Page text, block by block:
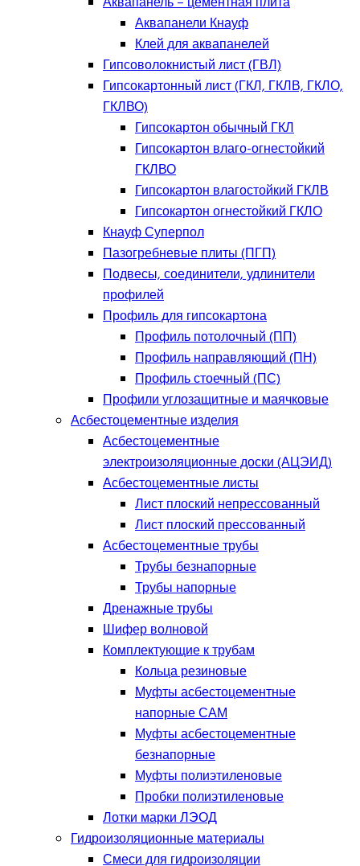
Аквапанели Кнауф
Клей для аквапанелей
Гипсоволокнистый лист (ГВЛ)
Гипсокартонный лист (ГКЛ, ГКЛВ, ГКЛО,
ГКЛВО)
Гипсокартон обычный ГКЛ
Гипсокартон влаго-огнестойкий
ГКЛВО
Гипсокартон влагостойкий ГКЛВ
Гипсокартон огнестойкий ГКЛО
Кнауф Суперпол
Пазогребневые плиты (ПГП)
Подвесы, соединители, удлинители
профилей
Профиль для гипсокартона
Профиль потолочный (ПП)
Профиль направляющий (ПН)
Профиль стоечный (ПС)
Профили углозащитные и маячковые
Асбестоцементные изделия
Асбестоцементные
электроизоляционные доски (АЦЭИД)
Асбестоцементные листы
Лист плоский непрессованный
Лист плоский прессованный
Асбестоцементные трубы
Трубы безнапорные
Трубы напорные
Дренажные трубы
Шифер волновой
Комплектующие к трубам
Кольца резиновые
Муфты асбестоцементные
напорные САМ
Муфты асбестоцементные
безнапорные
Муфты полиэтиленовые
Пробки полиэтиленовые
Лотки марки ЛЭОД
Гидроизоляционные материалы
Смеси для гидроизоляции